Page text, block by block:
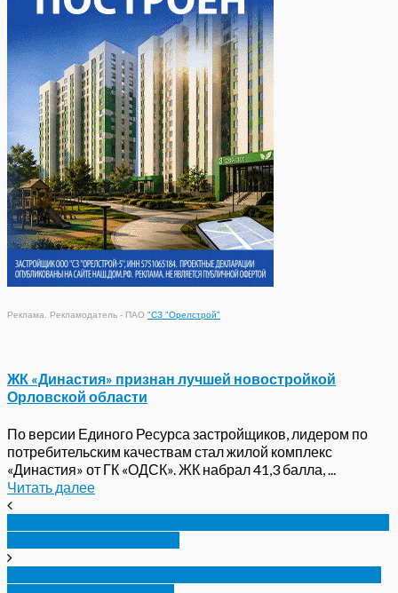
Реклама. Рекламодатель - ПАО "СЗ "Орелстрой"
ЖК «Династия» признан лучшей новостройкой
Орловской области
По версии Единого Ресурса застройщиков, лидером по
потребительским качествам стал жилой комплекс
«Династия» от ГК «ОДСК». ЖК набрал 41,3 балла, ...
Читать далее